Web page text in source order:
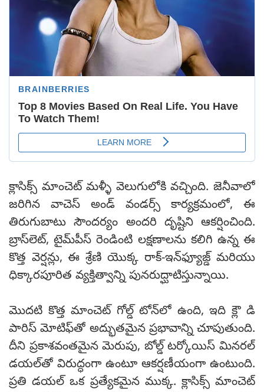
క్లాసిక్స్ మాంచెట్ మళ్ళీ వెలుగులోకి వచ్చింది. జెనీవాలో
జరిగిన వాచెస్ అండ్ వండర్స్ కార్యక్రమంలో, ఈ
తిరుగుబాటు సౌందర్యం అందరి దృష్టిని ఆకర్షించింది.
బ్రాస్‌లెట్, టైమ్‌పీస్ రెండింటి లక్షణాలను కలిగి ఉన్న ఈ
కొత్త వెర్షన్లు, ఈ శ్రేణి యొక్క రాక్-ఇన్‌ఫ్యూజ్డ్ మరియు
ధిక్కారపూరిత వ్యక్తిత్వాన్ని పునరుద్ఘాటిస్తున్నాయి.
మొదటి కొత్త మాంచెట్ గోల్డ్ టోన్‌లో ఉంది, ఇది క్లౌ డి
పారిస్ మోటిఫ్‌తో అద్భుతమైన ప్రభావాన్ని చూపుతుంది.
దీని ప్రకాశవంతమైన మెరుపు, బోల్డ్ టర్కోయిస్ మినరల్
డయల్‌తో విరుద్ధంగా ఉంటూ ఆకర్షణీయంగా ఉంటుంది.
ప్రతి డయల్ ఒక ప్రత్యేకమైన ముక్క. క్లాసిక్స్ మాంచెట్